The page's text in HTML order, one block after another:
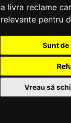
a livra reclame
relevante pentru
Sunt de
Vreau să